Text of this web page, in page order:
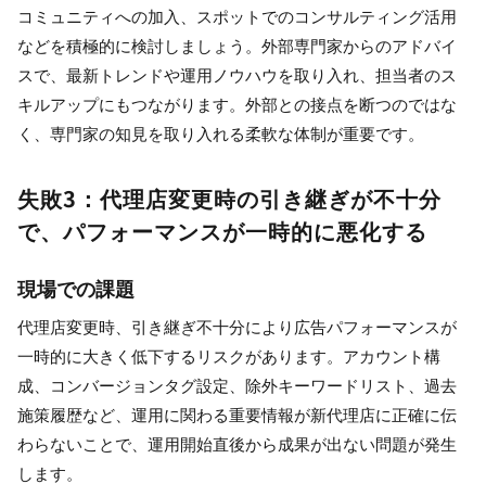
コミュニティへの加入、スポットでのコンサルティング活用
などを積極的に検討しましょう。外部専門家からのアドバイ
スで、最新トレンドや運用ノウハウを取り入れ、担当者のス
キルアップにもつながります。外部との接点を断つのではな
く、専門家の知見を取り入れる柔軟な体制が重要です。
失敗3：代理店変更時の引き継ぎが不十分
で、パフォーマンスが一時的に悪化する
現場での課題
代理店変更時、引き継ぎ不十分により広告パフォーマンスが
一時的に大きく低下するリスクがあります。アカウント構
成、コンバージョンタグ設定、除外キーワードリスト、過去
施策履歴など、運用に関わる重要情報が新代理店に正確に伝
わらないことで、運用開始直後から成果が出ない問題が発生
します。